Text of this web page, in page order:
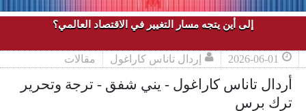
إلى أين يتجه مسار التغيير في الاقتصاد العالمي؟
2026-06-01 إردال تاناس كاراغول مقالات
أردال تاناس كاراغول - يني شفق - ترجة وتحرير
ترك برس